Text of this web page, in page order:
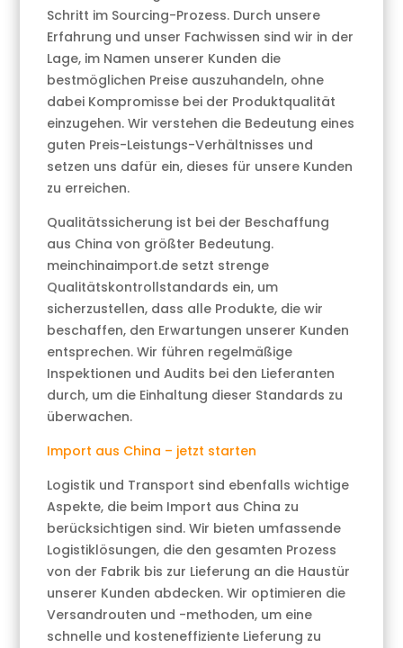
Schritt im Sourcing-Prozess. Durch unsere
Erfahrung und unser Fachwissen sind wir in der
Lage, im Namen unserer Kunden die
bestmöglichen Preise auszuhandeln, ohne
dabei Kompromisse bei der Produktqualität
einzugehen. Wir verstehen die Bedeutung eines
guten Preis-Leistungs-Verhältnisses und
setzen uns dafür ein, dieses für unsere Kunden
zu erreichen.
Qualitätssicherung ist bei der Beschaffung
aus China von größter Bedeutung.
meinchinaimport.de setzt strenge
Qualitätskontrollstandards ein, um
sicherzustellen, dass alle Produkte, die wir
beschaffen, den Erwartungen unserer Kunden
entsprechen. Wir führen regelmäßige
Inspektionen und Audits bei den Lieferanten
durch, um die Einhaltung dieser Standards zu
überwachen.
Import aus China – jetzt starten
Logistik und Transport sind ebenfalls wichtige
Aspekte, die beim Import aus China zu
berücksichtigen sind. Wir bieten umfassende
Logistiklösungen, die den gesamten Prozess
von der Fabrik bis zur Lieferung an die Haustür
unserer Kunden abdecken. Wir optimieren die
Versandrouten und -methoden, um eine
schnelle und kosteneffiziente Lieferung zu